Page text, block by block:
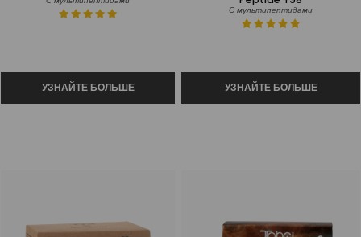
С мультипептидами